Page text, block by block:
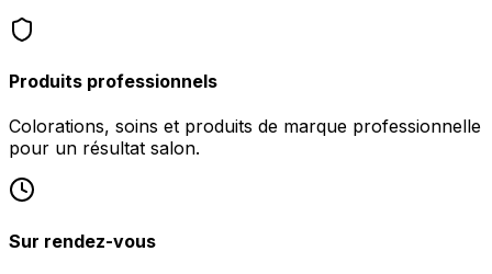
Produits professionnels
Colorations, soins et produits de marque professionnelle
pour un résultat salon.
Sur rendez-vous